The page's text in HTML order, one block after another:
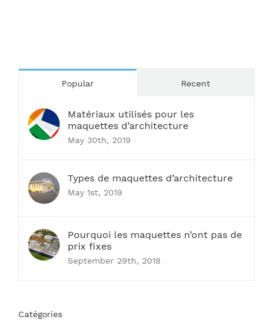
Popular Recent
Matériaux utilisés pour les
maquettes d’architecture
May 30th, 2019
Types de maquettes d’architecture
May 1st, 2019
Pourquoi les maquettes n’ont pas de
prix fixes
September 29th, 2018
Catégories